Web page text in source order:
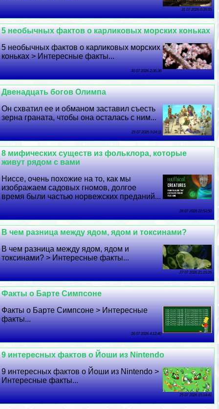
31 07 2026 0:39:55
5 необычных фактов о карликовых морских коньках
5 необычных фактов о карликовых морских
коньках > Интересные факты...
30 07 2026 2:36:36
Двенадцать богов Олимпа
Он схватил ее и обманом заставил съесть
зерна граната, чтобы она осталась с ним...
29 07 2026 9:24:11
8 мифических существ из фольклора, которые
живут рядом с вами
Ниссе, очень похожие на то, как мы
изображаем садовых гномов, долгое
время были частью норвежских преданий...
28 07 2026 22:53:50
В чем разница между ядом, ядом и токсинами?
В чем разница между ядом, ядом и
токсинами? > Интересные факты...
27 07 2026 21:15:26
Факты о Барте Симпсоне
Факты о Барте Симпсоне > Интересные
факты...
26 07 2026 4:12:40
9 интересных фактов о Йоши из Nintendo
9 интересных фактов о Йоши из Nintendo >
Интересные факты...
25 07 2026 15:14:41